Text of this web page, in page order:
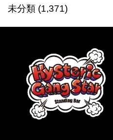
未分類(1,371)